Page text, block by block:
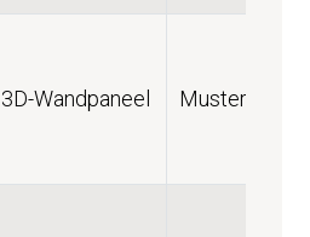
3D-Wandpaneel